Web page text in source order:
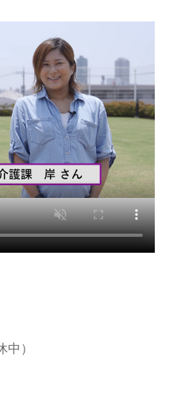
中）